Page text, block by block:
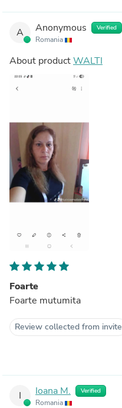
A Anonymous Verified
Romania
About productWALTI
Foarte
Foarte mutumita
Review collected from invite
I Ioana M. Verified
Romania